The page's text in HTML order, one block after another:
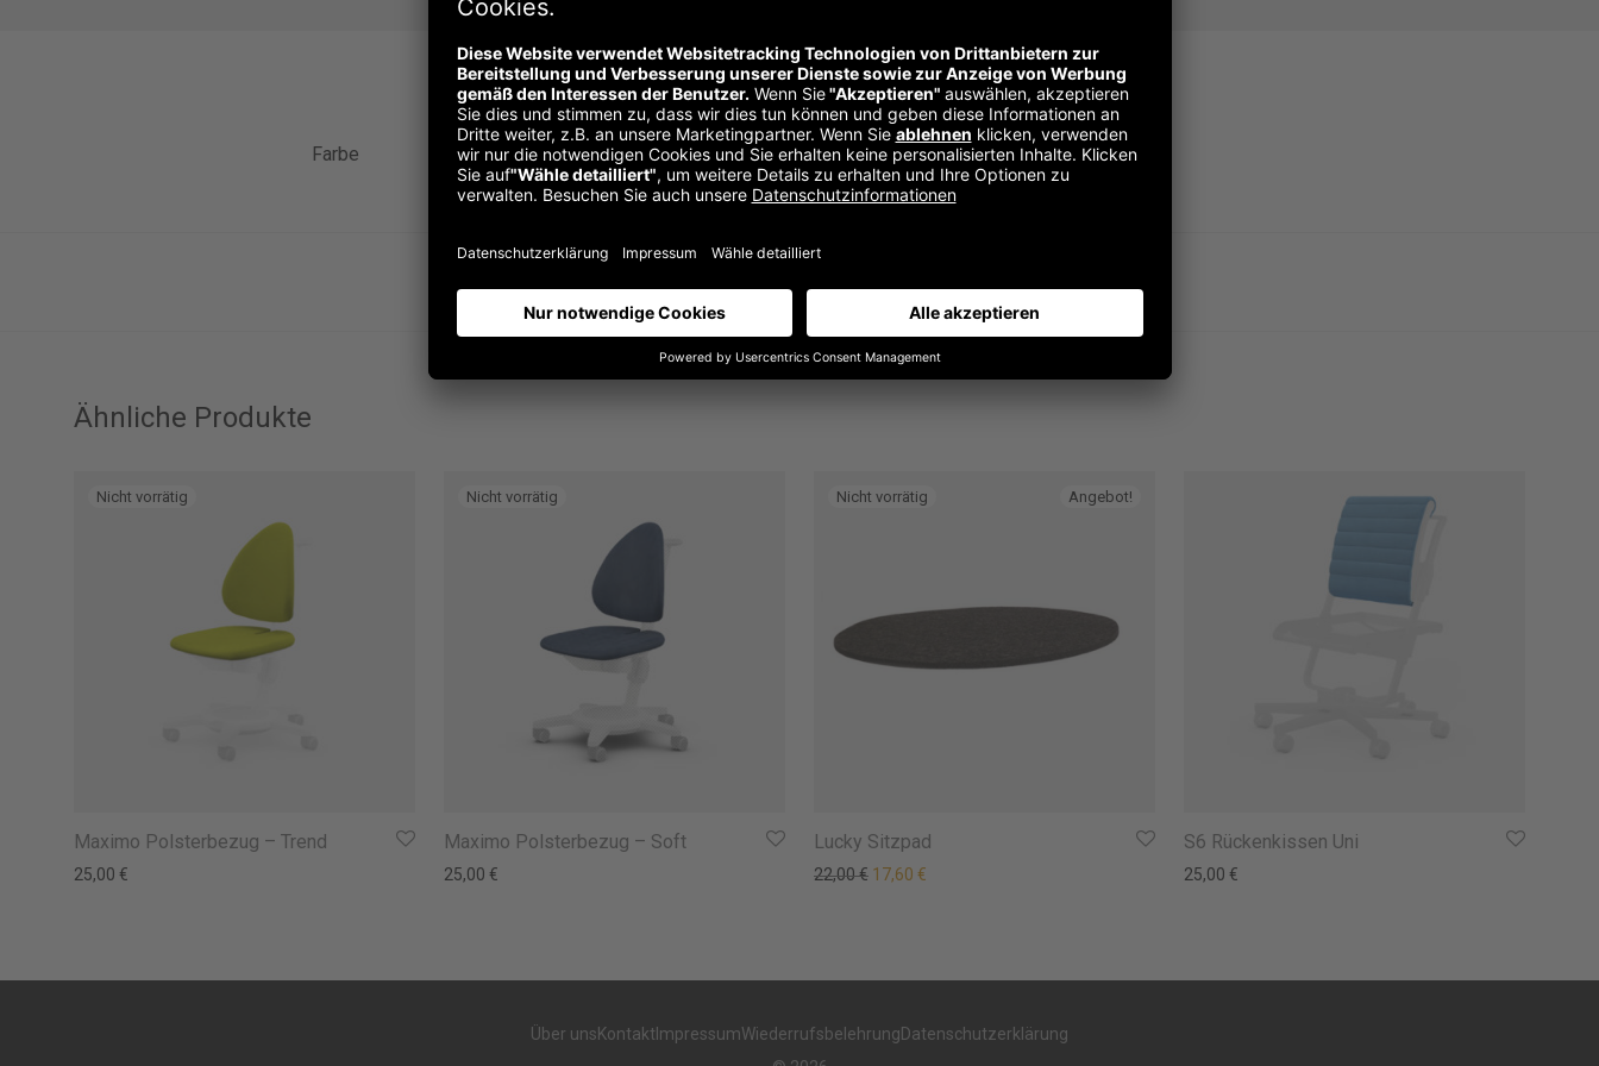
Zusätzliche Informationen
Farbe Ted Cobalt, Ted Copper, Ted Leaf, Ted Maygreen, Ted Ocra, Ted Taupe
Artikelnummer:n. v. Kategorie:Drehstühle
Ähnliche Produkte
Maximo Polsterbezug – Trend
25,00 €
Maximo Polsterbezug – Soft
25,00 €
Angebot!
Lucky Sitzpad
22,00€ Ursprünglicher Preis war: 22,00 €
17,60 €
S6 Rückenkissen Uni
25,00 €
Über unsKontakt ImpressumWiederrufsbelehrungDatenschutzerklärung